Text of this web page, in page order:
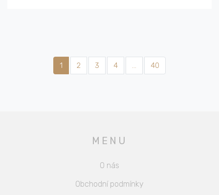
1 2 3 4 40
MENU
O nás
Obchodní podmínky